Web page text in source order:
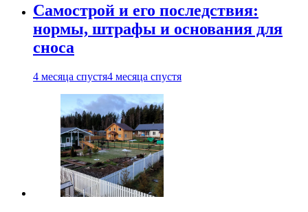
Самострой и его последствия:
нормы, штрафы и основания для
сноса
4 месяца спустя4 месяца спустя